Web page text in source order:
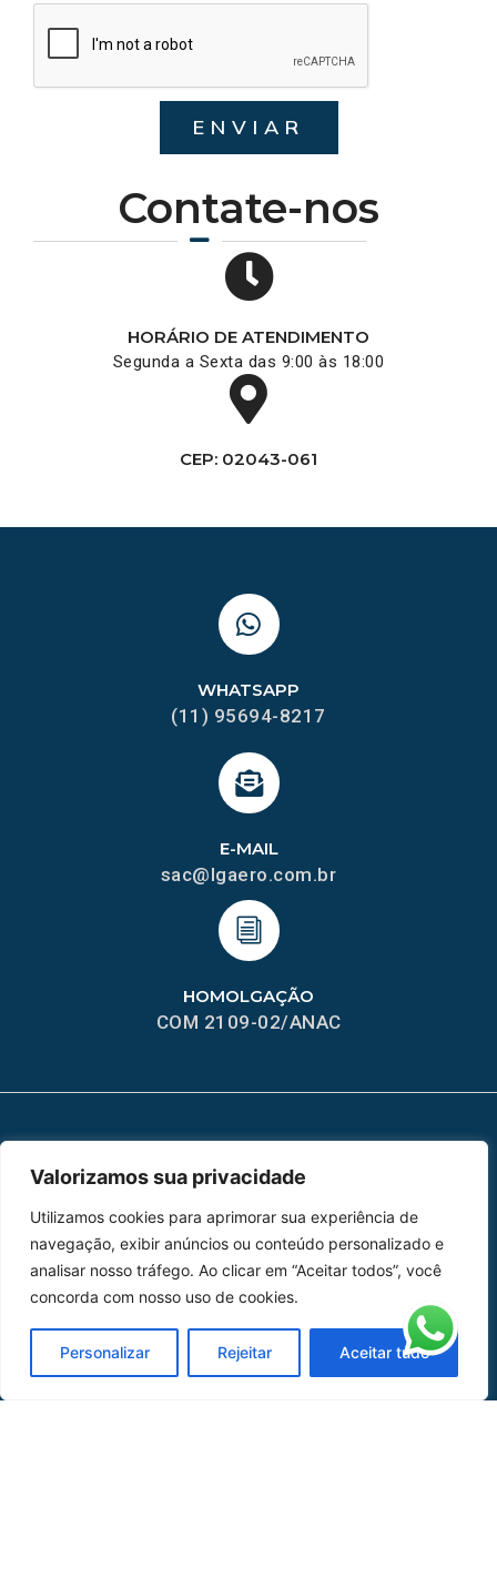
Valorizamos sua privacidade
Utilizamos cookies para aprimorar sua experiência de
navegação, exibir anúncios ou conteúdo personalizado e
analisar nosso tráfego. Ao clicar em “Aceitar todos”, você
concorda com nosso uso de cookies.
Personalizar Rejeitar Aceitar tudo
Contate-nos
HORÁRIO DE ATENDIMENTO
Segunda a Sexta das 9:00 às 18:00
CEP: 02043-061
ENVIAR
HOMOLGAÇÃO
COM 2109-02/ANAC
E-MAIL
sac@lgaero.com.br
WHATSAPP
(11) 95694-8217
Peças
Catálogo de Aplicações
Oficina de Mangueiras